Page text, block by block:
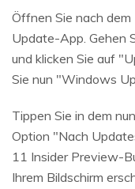
Öffnen Sie nach
Update-App. Gehen
und klicken Sie auf
Sie nun "Windows
Tippen Sie in dem
Option "Nach
11 Insider Preview-
Ihrem Bildschirm